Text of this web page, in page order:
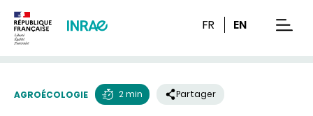
FR EN
AGROÉCOLOGIE
2 min Partager